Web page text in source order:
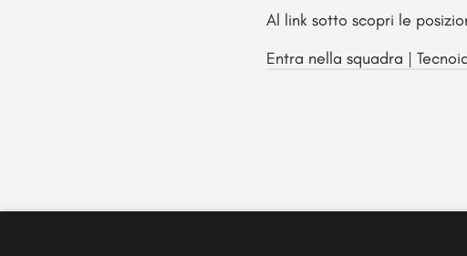
Al link sotto scopri le
Entra nella squadra |